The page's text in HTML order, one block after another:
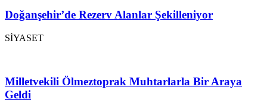
Doğanşehir’de Rezerv Alanlar Şekilleniyor
SİYASET
Milletvekili Ölmeztoprak Muhtarlarla Bir Araya
Geldi